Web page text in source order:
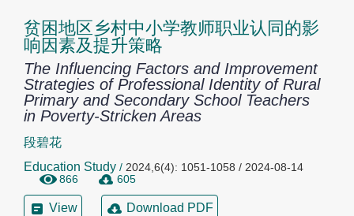
贫困地区乡村中小学教师职业认同的影
响因素及提升策略
The Influencing Factors and Improvement
Strategies of Professional Identity of Rural
Primary and Secondary School Teachers
in Poverty-Stricken Areas
段碧花
Education Study / 2024,6(4): 1051-1058 / 2024-08-14
866
605
View Download PDF